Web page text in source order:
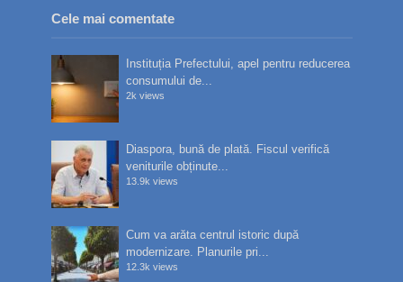
Cele mai comentate
Instituția Prefectului, apel pentru reducerea
consumului de...
2k views
Diaspora, bună de plată. Fiscul verifică
veniturile obținute...
13.9k views
Cum va arăta centrul istoric după
modernizare. Planurile pri...
12.3k views